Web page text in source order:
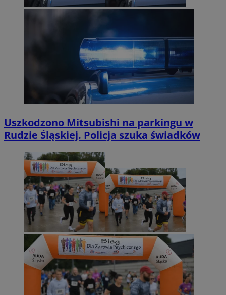
Uszkodzono Mitsubishi na parkingu w
Rudzie Śląskiej. Policja szuka świadków